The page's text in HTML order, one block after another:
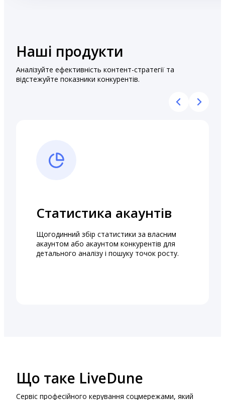
Наші продукти
Аналізуйте ефективність контент-стратегії та
відстежуйте показники конкурентів.
Статистика акаунтів
Щогодинний збір статистики за власним
акаунтом або акаунтом конкурентів для
детального аналізу і пошуку точок росту.
Що таке LiveDune
Сервіс професійного керування соцмережами, який